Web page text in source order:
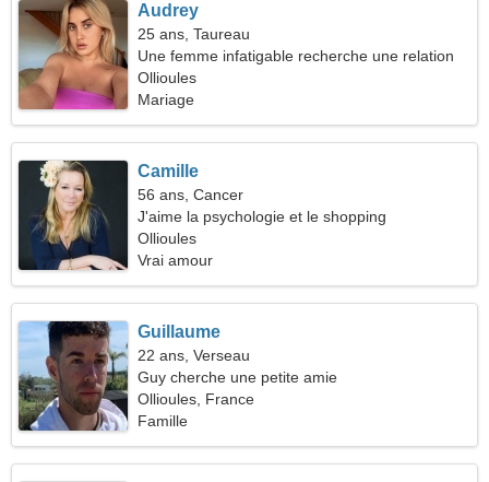
Audrey
25 ans, Taureau
Une femme infatigable recherche une relation
sérieuse
Ollioules
Mariage
Camille
56 ans, Cancer
J'aime la psychologie et le shopping
Ollioules
Vrai amour
Guillaume
22 ans, Verseau
Guy cherche une petite amie
Ollioules, France
Famille